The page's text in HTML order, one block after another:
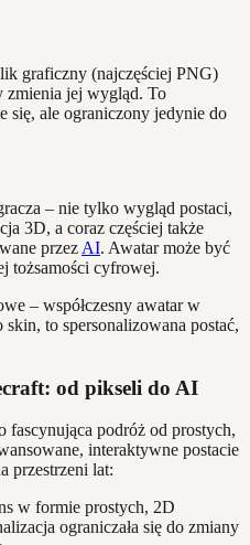
graficzny (najczęściej PNG)
zmienia jej wygląd. To
się, ale ograniczony jedynie do
– nie tylko wygląd postaci,
3D, a coraz częściej także
przez AI. Awatar może być
tożsamości cyfrowej.
– współczesny awatar w
to spersonalizowana postać,
od pikseli do AI
podróż od prostych,
interaktywne postacie
przestrzeni lat:
w formie prostych, 2D
ograniczała się do zmiany